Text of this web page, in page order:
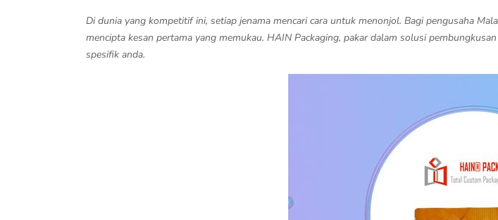
Di dunia yang kompetitif ini, setiap jenama mencari cara untuk menonjol. Bagi pengusaha
mencipta kesan pertama yang memukau. HAIN Packaging, pakar dalam solusi
spesifik anda.